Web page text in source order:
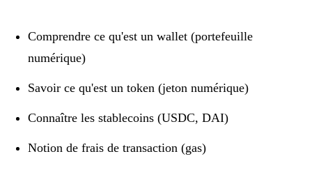
Comprendre ce qu'est un wallet (portefeuille
numérique)
Savoir ce qu'est un token (jeton numérique)
Connaître les stablecoins (USDC, DAI)
Notion de frais de transaction (gas)